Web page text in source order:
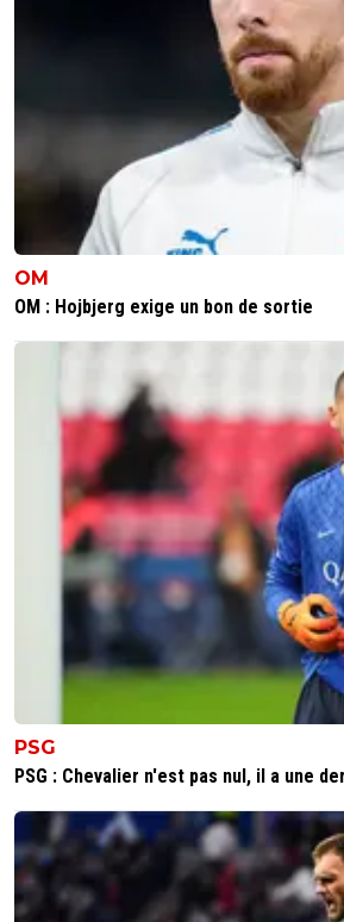
OM
OM : Hojbjerg exige un bon de sortie
PSG
PSG : Chevalier n'est pas nul, il a une